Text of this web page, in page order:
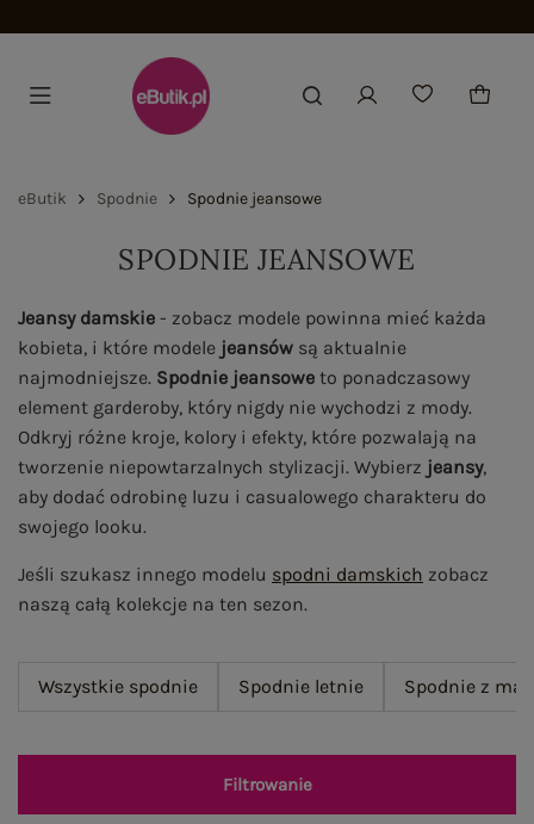
eButik Spodnie Spodnie jeansowe
SPODNIE JEANSOWE
Jeansy damskie - zobacz modele powinna mieć każda
kobieta, i które modele jeansów są aktualnie
najmodniejsze. Spodnie jeansowe to ponadczasowy
element garderoby, który nigdy nie wychodzi z mody.
Odkryj różne kroje, kolory i efekty, które pozwalają na
tworzenie niepowtarzalnych stylizacji. Wybierz jeansy,
aby dodać odrobinę luzu i casualowego charakteru do
swojego looku.
Jeśli szukasz innego modelu spodni damskich zobacz
naszą całą kolekcje na ten sezon.
Wszystkie spodnie Spodnie letnie Spodnie z
Filtrowanie